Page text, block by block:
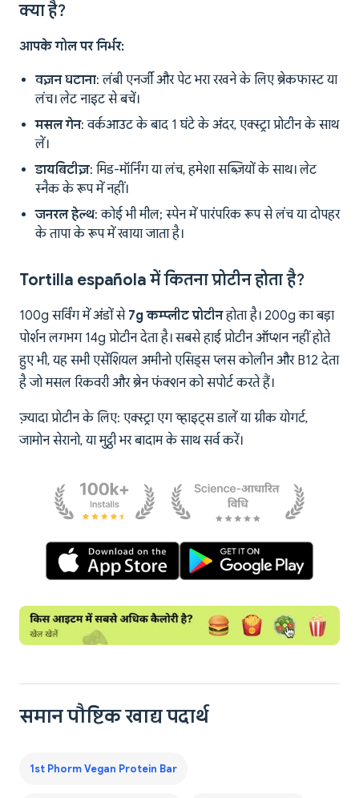
क्या है?
आपके गोल पर निर्भर:
वज़न घटाना: लंबी एनर्जी और पेट भरा रखने के लिए ब्रेकफास्ट या
लंच। लेट नाइट से बचें।
मसल गेन: वर्कआउट के बाद 1 घंटे के अंदर, एक्स्ट्रा प्रोटीन के साथ
लें।
डायबिटीज़: मिड-मॉर्निंग या लंच, हमेशा सब्ज़ियों के साथ। लेट
स्नैक के रूप में नहीं।
जनरल हेल्थ: कोई भी मील; स्पेन में पारंपरिक रूप से लंच या दोपहर
के तापा के रूप में खाया जाता है।
Tortilla española में कितना प्रोटीन होता है?
100g सर्विंग में अंडों से 7g कम्प्लीट प्रोटीनहोता है। 200g का बड़ा
पोर्शन लगभग 14g प्रोटीन देता है। सबसे हाई प्रोटीन ऑप्शन नहीं होते
हुए भी, यह सभी एसेंशियल अमीनो एसिड्स प्लस कोलीन और B12 देता
है जो मसल रिकवरी और ब्रेन फंक्शन को सपोर्ट करते हैं।
ज़्यादा प्रोटीन के लिए: एक्स्ट्रा एग व्हाइट्स डालें या ग्रीक योगर्ट,
जामोन सेरानो, या मुट्ठी भर बादाम के साथ सर्व करें।
समान पौष्टिक खाद्य पदार्थ
1st Phorm Vegan Protein Bar